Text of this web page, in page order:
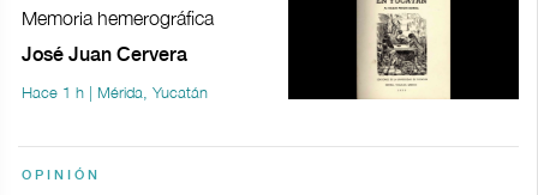
Memoria hemerográfica
José Juan Cervera
Hace 1 h | Mérida, Yucatán
OPINIÓN